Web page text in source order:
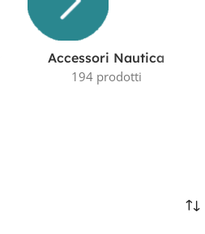
Accessori Nautica
194 prodotti